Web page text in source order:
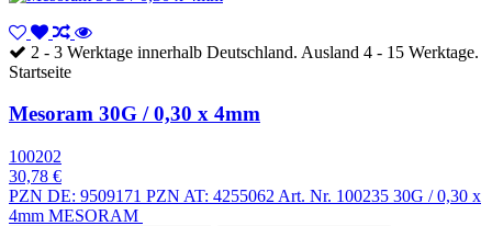
2 - 3 Werktage innerhalb Deutschland. Ausland 4 - 15 Werktage.
Startseite
Mesoram 30G / 0,30 x 4mm
100202
30,78 €
PZN DE: 9509171 PZN AT: 4255062 Art. Nr. 100235 30G / 0,30 x
4mm MESORAM